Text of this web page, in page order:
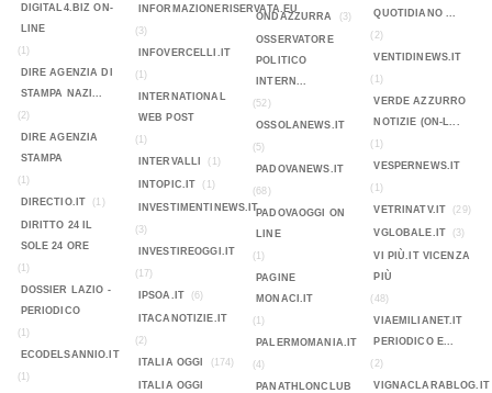
DIGITAL4.BIZ ON-
LINE
(1)
DIRE AGENZIA DI
STAMPA NAZI...
(2)
DIRE AGENZIA
STAMPA
(1)
DIRECTIO.IT
(1)
DIRITTO 24 IL
SOLE 24 ORE
(1)
DOSSIER LAZIO -
PERIODICO
(1)
ECODELSANNIO.IT
(1)
INFORMAZIONERISERVATA.EU
(3)
INFOVERCELLI.IT
(1)
INTERNATIONAL
WEB POST
(1)
INTERVALLI
(1)
INTOPIC.IT (1)
INVESTIMENTINEWS.IT
(3)
INVESTIREOGGI.IT
(17)
IPSOA.IT
(6)
ITACANOTIZIE.IT
(2)
ITALIA OGGI
(174)
ITALIA OGGI
ONDAZZURRA
(3)
OSSERVATORE
POLITICO
INTERN...
(52)
OSSOLANEWS.IT
(5)
PADOVANEWS.IT
(68)
PADOVAOGGI ON
LINE
(1)
PAGINE
MONACI.IT
(1)
PALERMOMANIA.IT
(4)
PANATHLONCLUB
QUOTIDIANO ...
(2)
VENTIDINEWS.IT
(1)
VERDE AZZURRO
NOTIZIE (ON-L...
(1)
VESPERNEWS.IT
(1)
VETRINATV.IT
(29)
VGLOBALE.IT (3)
VI PIÙ.IT VICENZA
PIÙ
(48)
VIAEMILIANET.IT
PERIODICO E...
(2)
VIGNACLARABLOG.IT